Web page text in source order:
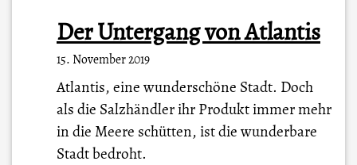
Der Untergang von Atlantis
15. November 2019
Atlantis, eine wunderschöne Stadt. Doch
als die Salzhändler ihr Produkt immer mehr
in die Meere schütten, ist die wunderbare
Stadt bedroht.